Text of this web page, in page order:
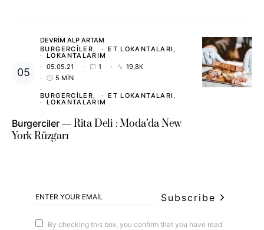
DEVRIM ALP ARTAM
BURGERCILER
ET LOKANTALARI
LOKANTALARIM
05.05.21
1
19,8K
5 MIN
BURGERCILER ET LOKANTALARI
LOKANTALARIM
Burgerciler
Rita Deli : Moda’da New
York Rüzgarı
Subscribe
By checking this box, you confirm that you have read